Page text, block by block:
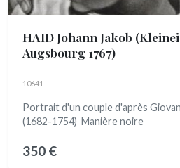
HAID Johann Jakob
Augsbourg 1767)
10641
Portrait d'un couple d'après
(1682-1754) Manière noire
350 €